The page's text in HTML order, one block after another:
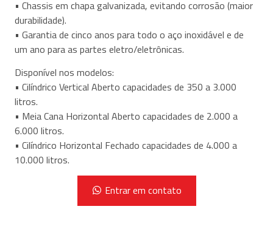
• Chassis em chapa galvanizada, evitando corrosão (maior
durabilidade).
• Garantia de cinco anos para todo o aço inoxidável e de
um ano para as partes eletro/eletrônicas.
Disponível nos modelos:
• Cilíndrico Vertical Aberto capacidades de 350 a 3.000
litros.
• Meia Cana Horizontal Aberto capacidades de 2.000 a
6.000 litros.
• Cilíndrico Horizontal Fechado capacidades de 4.000 a
10.000 litros.
Tem interesse no produto?
Entrar em contato